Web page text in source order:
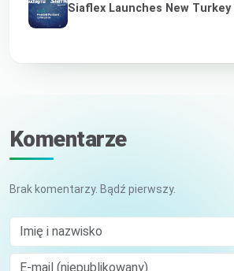
Siaflex Launches New
Komentarze
Brak komentarzy. Bądź pierwszy.
Imię i nazwisko
E-mail (niepublikowany)